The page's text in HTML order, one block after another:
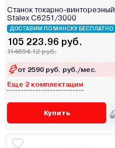
Станок токарно-винторезный
Stalex C6251/3000
ДОСТАВИМ ПО МИНСКУ БЕСПЛАТНО
105 223.96 руб.
114694.12 руб.
от 2590 руб. руб./мес.
Еще 2 комплектации
Купить